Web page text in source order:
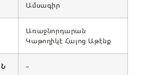
Ամսագիր
Առաջնորդարան
Կաթողիկէ Հայոց Աթէնք
–